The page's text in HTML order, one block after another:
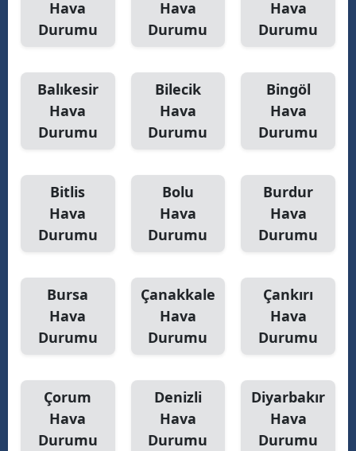
Hava
Durumu
Hava
Durumu
Hava
Durumu
Balıkesir
Hava
Durumu
Bilecik
Hava
Durumu
Bingöl
Hava
Durumu
Bitlis
Hava
Durumu
Bolu
Hava
Durumu
Burdur
Hava
Durumu
Bursa
Hava
Durumu
Çanakkale
Hava
Durumu
Çankırı
Hava
Durumu
Çorum
Hava
Durumu
Denizli
Hava
Durumu
Diyarbakır
Hava
Durumu